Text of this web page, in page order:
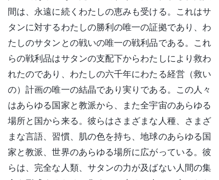
間は、永遠に続くわたしの恵みも受ける。これはサ
タンに対するわたしの勝利の唯一の証拠であり、わ
たしのサタンとの戦いの唯一の戦利品である。これ
らの戦利品はサタンの支配下からわたしにより救わ
れたのであり、わたしの六千年にわたる経営（救い
の）計画の唯一の結晶であり実りである。この人々
はあらゆる国家と教派から、また全宇宙のあらゆる
場所と国から来る。彼らはさまざまな人種、さまざ
まな言語、習慣、肌の色を持ち、地球のあらゆる国
家と教派、世界のあらゆる場所に広がっている。彼
らは、完全な人類、サタンの力が及ばない人間の集